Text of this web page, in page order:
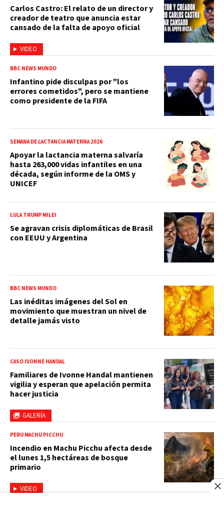
VIDEO
Carlos Castro: El relato de un director y
creador de teatro que anuncia estar
cansado de la falta de apoyo oficial
BBC NEWS MUNDO
Infantino pide disculpas por "los
errores cometidos", pero se mantiene
como presidente de la FIFA
SEMANA DE LACTANCIA MATERNA 2026
Apoyar la lactancia materna salvaría
hasta 263,000 vidas infantiles en una
década, según informe de la OMS y
UNICEF
LULA TRUMP MILEI
Se agravan crisis diplomáticas de Brasil
con EEUU y Argentina
BBC NEWS MUNDO
Las inéditas imágenes del Sol en
movimiento que muestran un nivel de
detalle jamás visto
GALERÍA
CASO IVONNE HANDAL
Familiares de Ivonne Handal mantienen
vigilia y esperan que apelación permita
hacer justicia
VIDEO
PERÚ MACHU PICCHU
Incendio en Machu Picchu afecta desde
el lunes 1,5 hectáreas de bosque
primario